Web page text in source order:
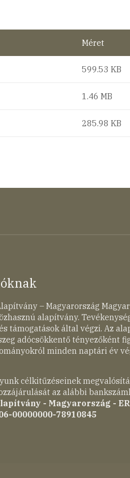
Méret
599.53 KB
1.46 MB
285.98 KB
– Magyarország
alapítvány.
támogatások által végzi. Az
adócsökkentő tényezőként
minden naptári év
célkitűzéseinek
az alábbi
- Magyarország -
00000000-78910845